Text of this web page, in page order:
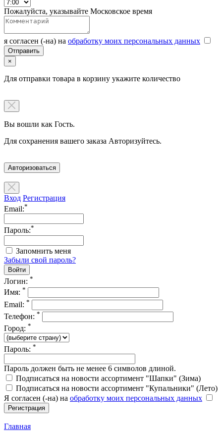
Пожалуйста, указывайте Московское время
я согласен (-на) на обработку моих персональных данных
×
Для отправки товара в корзину укажите количество
Вы вошли как Гость.
Для сохранения вашего заказа Авторизуйтесь.
Авторизоваться
Вход Регистрация
Email:*
Пароль:*
Запомнить меня
Забыли свой пароль?
Логин: *
Имя: *
Email: *
Телефон: *
Город: *
Пароль: *
Пароль должен быть не менее 6 символов длиной.
Подписаться на новости ассортимент "Шапки" (Зима)
Подписаться на новости ассортимент "Купальники" (Лето)
Я согласен (-на) на обработку моих персональных данных
Главная